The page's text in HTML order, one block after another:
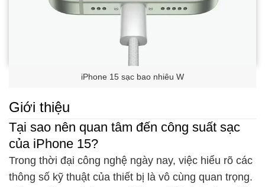
iPhone 15 sạc bao nhiêu W
Giới thiệu
Tại sao nên quan tâm đến công suất sạc
của iPhone 15?
Trong thời đại công nghệ ngày nay, việc hiểu rõ các
thông số kỹ thuật của thiết bị là vô cùng quan trọng.